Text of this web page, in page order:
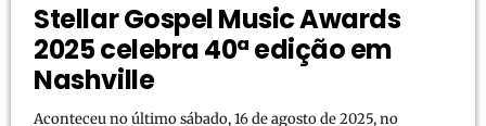
Stellar Gospel Music Awards
2025 celebra 40ª edição em
Nashville
Aconteceu no último sábado, 16 de agosto de 2025, no